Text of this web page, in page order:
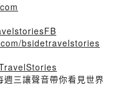
bsidetravelstories
三讓聲音帶你看見世界